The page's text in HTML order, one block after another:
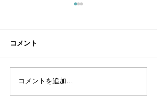
新作制作過程のご紹介
コメント
コメントを追加…